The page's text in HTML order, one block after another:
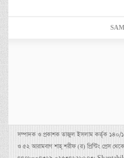
সম্পাদক ও প্রকাশক তাজুল ইসলাম কর্তৃক ১৪০/১
ও ৫২ আরামবাগ শাহ্ শরীফ (র) প্রিন্টিং প্রেস